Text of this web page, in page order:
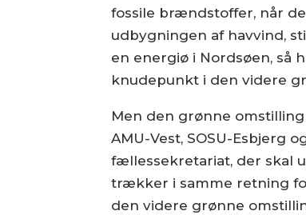
fossile brændstoffer, når
udbygningen af havvind,
en energiø i Nordsøen, så
knudepunkt i den videre
Men den grønne
AMU-Vest, SOSU-Esbjerg
fællessekretariat, der skal
trækker i samme retning
den videre grønne